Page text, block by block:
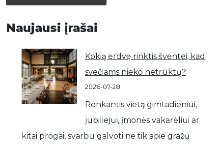
Naujausi įrašai
Kokią erdvę rinktis šventei, kad
svečiams nieko netrūktų?
2026-07-28
Renkantis vietą gimtadieniui,
jubiliejui, įmonės vakarėliui ar
kitai progai, svarbu galvoti ne tik apie gražų